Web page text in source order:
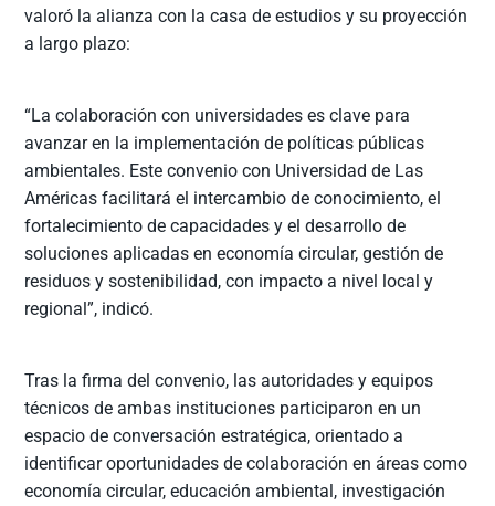
valoró la alianza con la casa de estudios y su proyección
a largo plazo:
“La colaboración con universidades es clave para
avanzar en la implementación de políticas públicas
ambientales. Este convenio con Universidad de Las
Américas facilitará el intercambio de conocimiento, el
fortalecimiento de capacidades y el desarrollo de
soluciones aplicadas en economía circular, gestión de
residuos y sostenibilidad, con impacto a nivel local y
regional”, indicó.
Tras la firma del convenio, las autoridades y equipos
técnicos de ambas instituciones participaron en un
espacio de conversación estratégica, orientado a
identificar oportunidades de colaboración en áreas como
economía circular, educación ambiental, investigación